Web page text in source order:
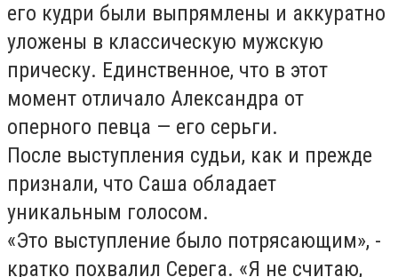
его кудри были выпрямлены и аккуратно
уложены в классическую мужскую
прическу. Единственное, что в этот
момент отличало Александра от
оперного певца — его серьги.
После выступления судьи, как и прежде
признали, что Саша обладает
уникальным голосом.
«Это выступление было потрясающим», -
кратко похвалил Серега. «Я не считаю,